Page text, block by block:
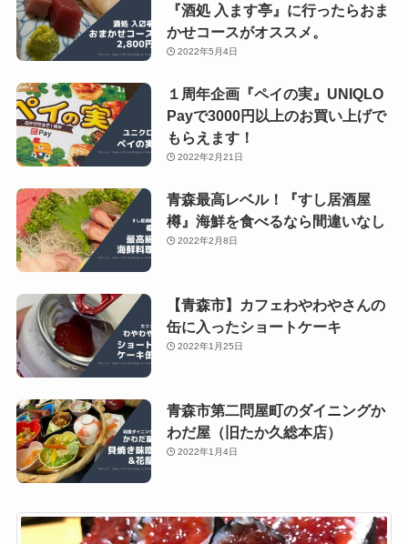
『酒処 入ます亭』に行ったらおま
かせコースがオススメ。
2022年5月4日
１周年企画『ペイの実』UNIQLO
Payで3000円以上のお買い上げで
もらえます！
2022年2月21日
青森最高レベル！『すし居酒屋
樽』海鮮を食べるなら間違いなし
2022年2月8日
【青森市】カフェわやわやさんの
缶に入ったショートケーキ
2022年1月25日
青森市第二問屋町のダイニングか
わだ屋（旧たか久総本店）
2022年1月4日